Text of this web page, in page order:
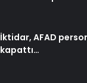
İktidar, AFAD
kapattı…